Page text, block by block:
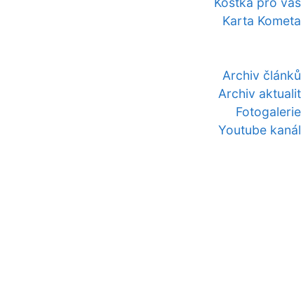
Karta Kometa
Archiv článků
Archiv aktualit
Fotogalerie
Youtube kanál